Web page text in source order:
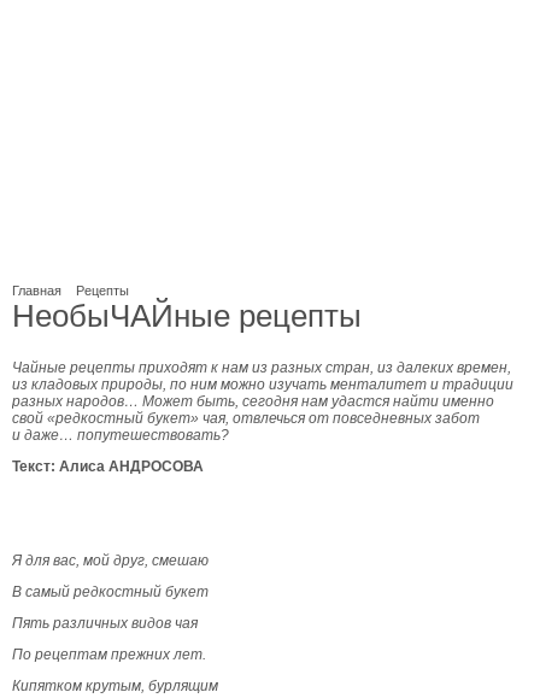
Главная Рецепты
НеобыЧАЙные рецепты
Чайные рецепты приходят к нам из разных стран, из далеких времен,
из кладовых природы, по ним можно изучать менталитет и традиции
разных народов… Может быть, сегодня нам удастся найти именно
свой «редкостный букет» чая, отвлечься от повседневных забот
и даже… попутешествовать?
Текст: Алиса АНДРОСОВА
Я для вас, мой друг, смешаю
В самый редкостный букет
Пять различных видов чая
По рецептам прежних лет.
Кипятком крутым, бурлящим